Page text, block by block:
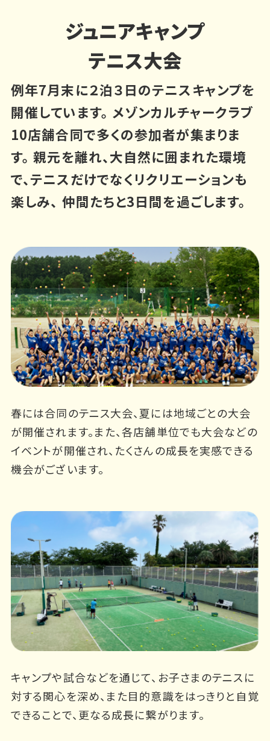
ジュニアキャンプ
テニス大会
例年7月末に２泊３日のテニスキャンプを
開催しています。 メゾンカルチャークラブ
10店舗合同で多くの参加者が集まりま
す。 親元を離れ、大自然に囲まれた環境
で、テニスだけでなくリクリエーションも
楽しみ、 仲間たちと3日間を過ごします。
春には合同のテニス大会、夏には地域ごとの大会
が開催されます。また、各店舗単位でも大会などの
イベントが開催され、たくさんの成長を実感できる
機会がございます。
キャンプや試合などを通じて、お子さまのテニスに
対する関心を深め、また目的意識をはっきりと 自覚
できることで、更なる成長に繋がります。